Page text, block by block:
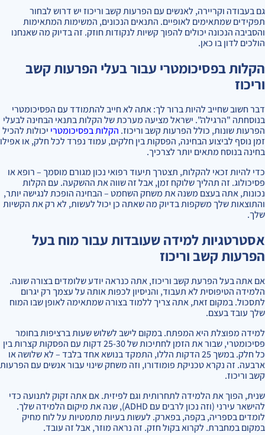
גם בעבודה וקריירה, לאנשים עם הפרעות קשב וריכוז יש דרוש לבחור
תפקידים שמתאימים לאופיים. התנאים הנכונים, המשימות המתאימות
והסביבה הנכונה יכולים להפוך קשיות לנקודות חוזק. זה בדיוק מה שאנחנו
הולכים לדון בו כאן.
הקלות בפסיכומטרי עבור בעלי הפרעות קשב
וריכוז
דבר חשוב שחייב להיות ברור לך: אתה לא חייב להתמודד עם הפסיכומטרי
בנוסחתה "הרגילה". ישראל מציעה מערכת של הקלות בתנאי הבחינה לבעלי
הפרעות שונות, כולל הפרעות קשב וריכוז. הקלות בפסיכומטרי יכולות להכיל
זמן נוסף לביצוע הבחינה, הפסקות בין חלקים, עמוד נפרד לכל חלק, או אפילו
בחינה בנוסח מתאים יותר לצרכיך.
כדי להיות זכאי להקלות, תצטרך תיעוד רפואי נכון מגורם מוסמך – רופא או
פסיכולוג. זה תהליך שלוקח זמן, אבל זה שווה את ההשקעה. עם הקלות
נכונות, אתה בעצם משנה את משחק השחמט – הבחינה הופכת לנגישה יותר,
והתוצאות שלך משקפות בדיוק מה שאתה כן יכול לעשות, לא רק את הקשיות
שלך.
אסטרטגיות למידה שעובדות עבור מוח בעל
הפרעות קשב וריכוז
אם אתה בעל הפרעת קשב וריכוז, אתה כנראה יודע שלומדים בצורה שונה.
הלמידה הטיפוסית לא תעבוד, והניסיון לכפות אותה על עצמך רק יגרום
לתסכול. במקום זאת, אתה צריך ללמוד בצורה שמתאימה לאופן שבו המוח
שלך עובד בעצם.
למידה מפוצלת היא המפתח. במקום לישב לשלוש שעות ברציפות בחומר
פסיכומטרי, שבור את הזמן לחתיכות של 25-30 דקות עם הפסקות קצרות בין
כל חלק. במשך 25 הדקות הללו, התמקד בנושא אחד בלבד – לא שלושה או
ארבעה. זה נקרא טכניקת פומודורו, וזה משחק שינוי עבור אנשים עם הפרעות
קשב וריכוז.
שנית, הפוך את הלמידה לתחרותית וגם לפיזית. אם אתה זקוק לתנועה כדי
להישאר עירני (וזה נכון לרבים עם ADHD), שנה את מיקום הלמידה שלך.
לומדים בספריה, בקפה, בפארק. לעשות בעיות מתמטיות על לוח מחיק
במקום במחברת. לקרוא בקול חזק. זה נראה מוזר, אבל זה עובד.